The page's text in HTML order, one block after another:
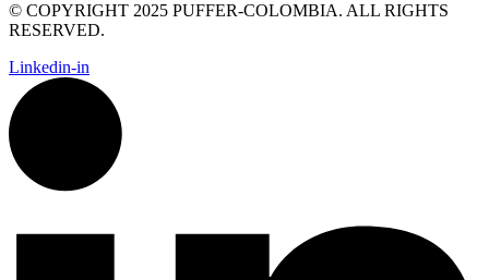
© COPYRIGHT 2025 PUFFER-COLOMBIA. ALL RIGHTS
RESERVED.
Linkedin-in